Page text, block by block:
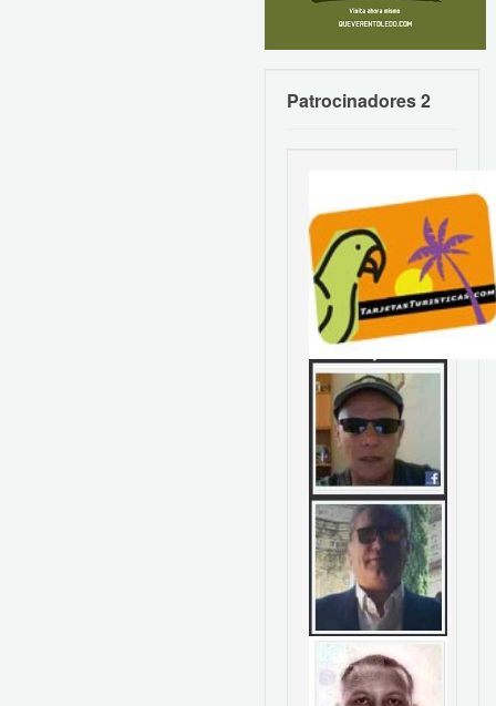
Patrocinadores 2